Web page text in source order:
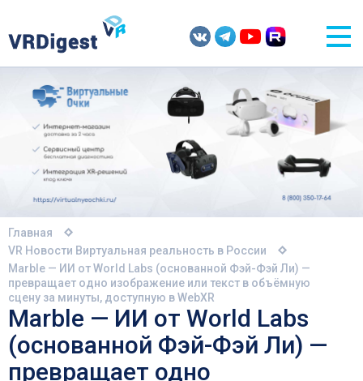
Главная
VR Новости Виртуальная реальность в России
Marble — ИИ от World Labs (основанной Фэй-Фэй Ли) —
превращает одно изображение или текст в объёмную
сцену за минуты, доступную в WebXR
Marble — ИИ от World Labs
(основанной Фэй-Фэй Ли) —
превращает одно